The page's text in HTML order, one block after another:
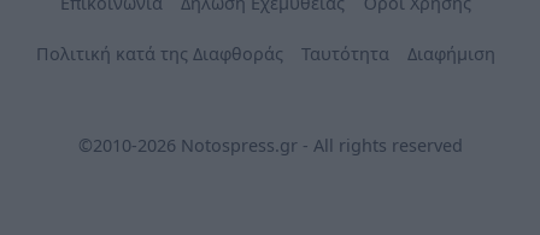
Πολιτική κατά της Διαφθοράς Ταυτότητα Διαφήμιση
©2010-2026 Notospress.gr - All rights reserved